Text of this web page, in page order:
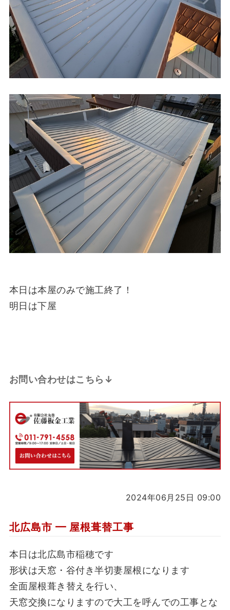
本日は本屋のみで施工終了！
明日は下屋
お問い合わせはこちら↓
2024年06月25日 09:00
北広島市 ━ 屋根葺替工事
本日は北広島市稲穂です
形状は天窓・谷付き半切妻屋根になります
全面屋根葺き替えを行い、
天窓交換になりますので大工を呼んでの工事とな